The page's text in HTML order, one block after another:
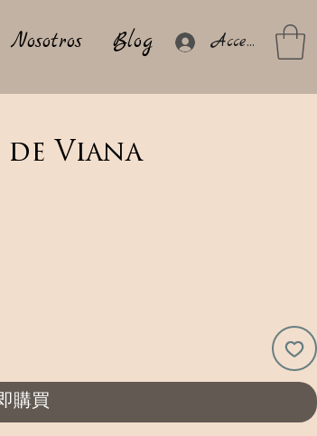
Blog Acceder
Viana
購買